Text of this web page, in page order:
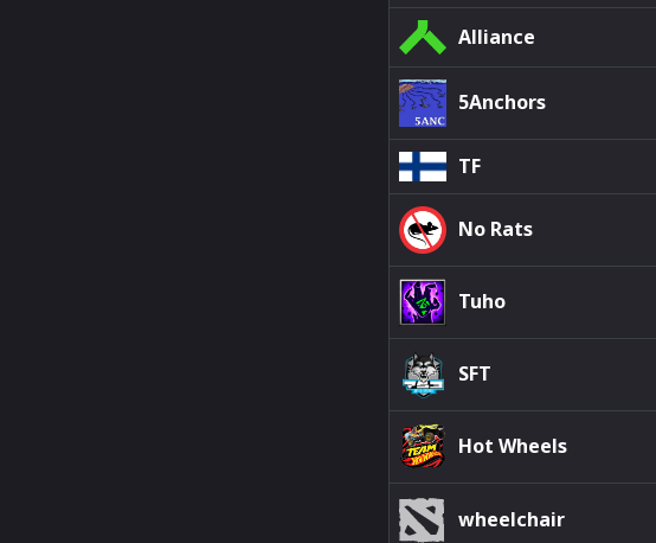
Alliance
5Anchors
TF
No Rats
Tuho
SFT
Hot Wheels
wheelchair